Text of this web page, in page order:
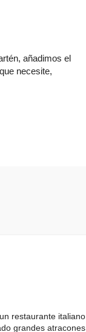
, añadimos el
necesite,
restaurante italiano
grandes atracones